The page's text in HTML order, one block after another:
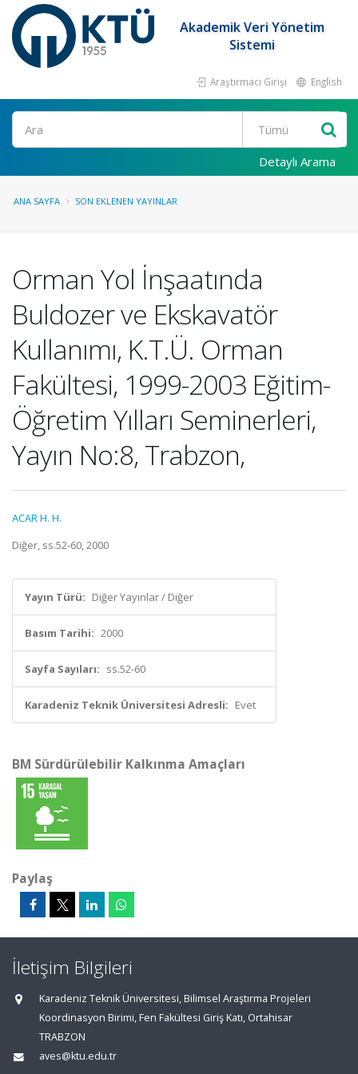
Akademik Veri Yönetim
Sistemi
Araştırmacı Girişi English
Ara
Detaylı Arama
ANA SAYFA SON EKLENEN YAYINLAR
Orman Yol İnşaatında
Buldozer ve Ekskavatör
Kullanımı, K.T.Ü. Orman
Fakültesi, 1999-2003 Eğitim-
Öğretim Yılları Seminerleri,
Yayın No:8, Trabzon,
ACAR H. H.
Diğer, ss.52-60, 2000
Yayın Türü: Diğer Yayınlar / Diğer
Basım Tarihi: 2000
Sayfa Sayıları: ss.52-60
Karadeniz Teknik Üniversitesi Adresli: Evet
BM Sürdürülebilir Kalkınma Amaçları
Paylaş
İletişim Bilgileri
Karadeniz Teknik Üniversitesi, Bilimsel Araştırma Projeleri
Koordinasyon Birimi, Fen Fakültesi Giriş Katı, Ortahisar
TRABZON
aves@ktu.edu.tr